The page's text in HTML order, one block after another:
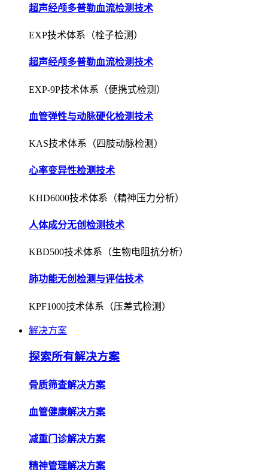
超声经颅多普勒血流检测技术
EXP技术体系（栓子检测）
超声经颅多普勒血流检测技术
EXP-9P技术体系（便携式检测）
血管弹性与动脉硬化检测技术
KAS技术体系（四肢动脉检测）
心率变异性检测技术
KHD6000技术体系（精神压力分析）
人体成分无创检测技术
KBD500技术体系（生物电阻抗分析）
肺功能无创检测与评估技术
KPF1000技术体系（压差式检测）
解决方案
探索所有解决方案
骨质筛查解决方案
血管健康解决方案
减重门诊解决方案
精神管理解决方案